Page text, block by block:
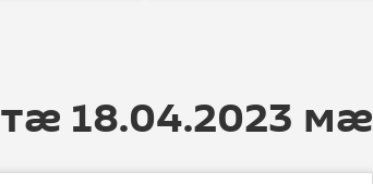
18.04.2023 мӕ